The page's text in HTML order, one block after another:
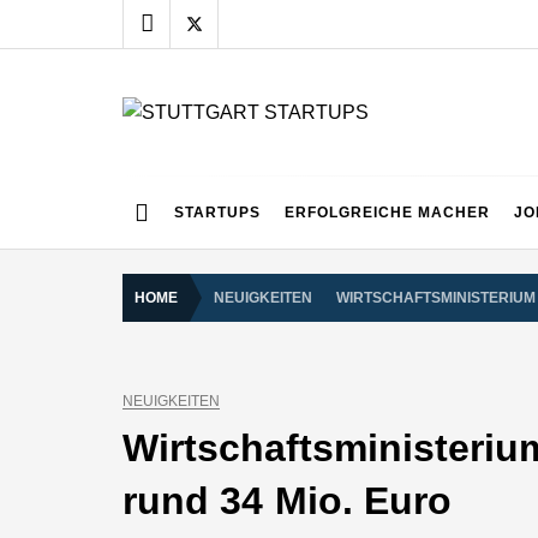
to
STARTUPS ERFOLGREICHE MACHER
HOME NEUIGKEITEN
NEUIGKEITEN
rund 34 Mio. Euro